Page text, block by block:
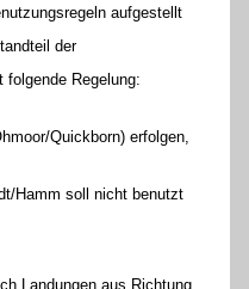
n
e
l
r
K
aufgestellt
der
folgende Regelung:
Quickborn) erfolgen,
Hamm soll nicht benutzt
Landungen aus Richtung